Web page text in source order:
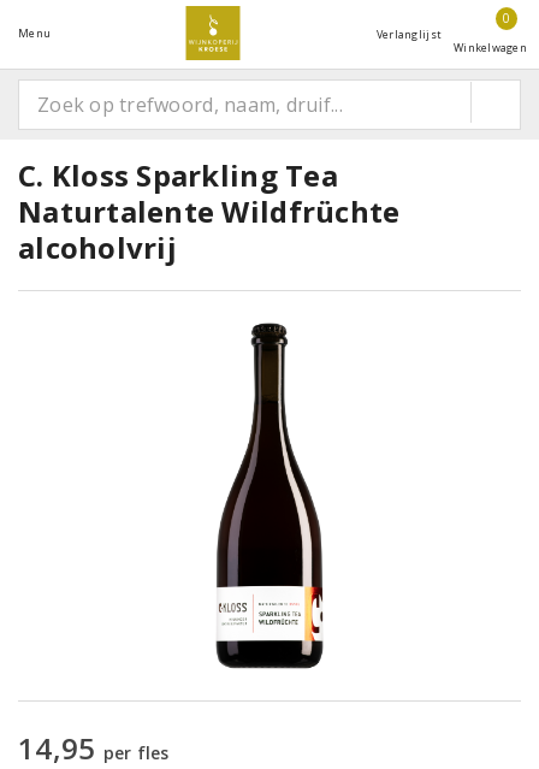
Menu Verlanglijst
0
Winkelwagen
C. Kloss Sparkling Tea
Naturtalente Wildfrüchte
alcoholvrij
14,95 per fles